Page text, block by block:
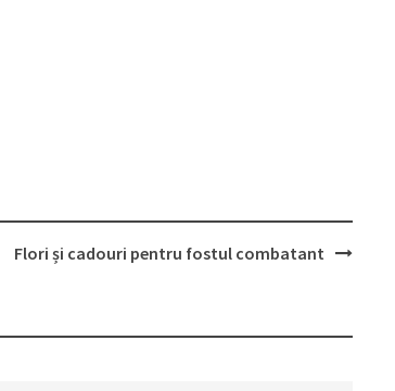
Flori și cadouri pentru fostul combatant